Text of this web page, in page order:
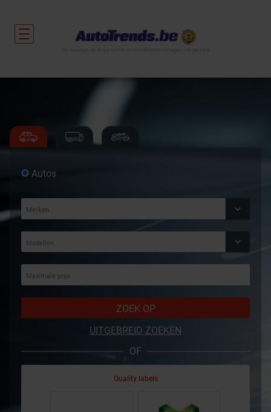
Autos
ZOEK OP
UITGEBREID ZOEKEN
OF
Quality labels